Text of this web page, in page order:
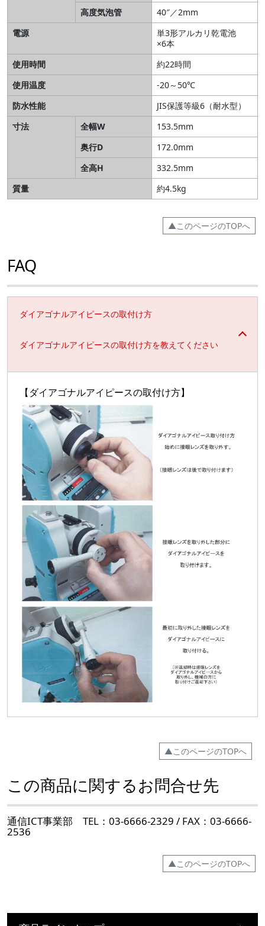
高度気泡管
40″／2mm
電源
単3形アルカリ乾電池
×6本
使用時間
約22時間
使用温度
-20～50℃
防水性能
JIS保護等級6（耐水型）
寸法
全幅W
153.5mm
奥行D
172.0mm
全高H
332.5mm
質量
約4.5kg
▲このページのTOPへ
FAQ
ダイアゴナルアイピースの取付け方
ダイアゴナルアイピースの取付け方を教えてください
【ダイアゴナルアイピースの取付け方】
▲このページのTOPへ
この商品に関するお問合せ先
通信ICT事業部 TEL：03-6666-2329 / FAX：03-6666-
2536
▲このページのTOPへ